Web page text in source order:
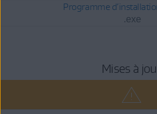
Programme
.exe
Mises à